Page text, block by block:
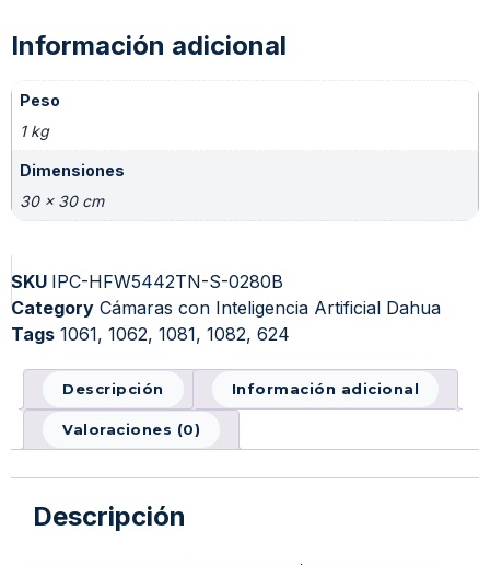
Información adicional
Peso
1 kg
Dimensiones
30 × 30 cm
SKU IPC-HFW5442TN-S-0280B
Category Cámaras con Inteligencia Artificial Dahua
Tags 1061, 1062, 1081, 1082, 624
Descripción Información adicional
Valoraciones (0)
Descripción